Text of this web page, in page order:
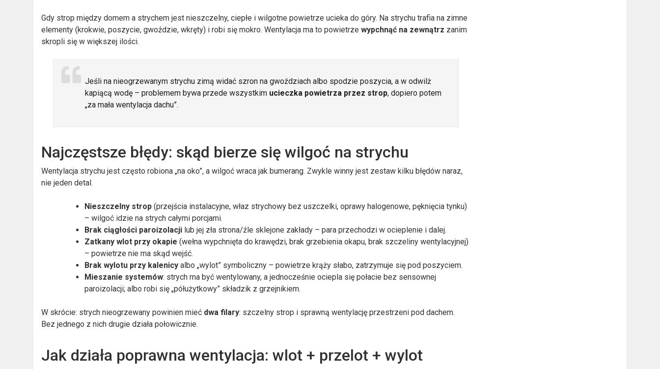
Gdy strop między domem a strychem jest nieszczelny, ciepłe i wilgotne powietrze ucieka do góry. Na strychu trafia na zimne
elementy (krokwie, poszycie, gwoździe, wkręty) i robi się mokro. Wentylacja ma to powietrzewypchnąć na zewnątrz zanim
skropli się w większej ilości.
Jeśli na nieogrzewanym strychu zimą widać szron na gwoździach albo spodzie poszycia, a w odwilż
kapiącą wodę – problemem bywa przede wszystkim ucieczka powietrza przez strop, dopiero potem
„za mała wentylacja dachu”.
Najczęstsze błędy: skąd bierze się wilgoć na strychu
Wentylacja strychu jest często robiona „na oko”, a wilgoć wraca jak bumerang. Zwykle winny jest zestaw kilku błędów naraz,
nie jeden detal.
Nieszczelny strop (przejścia instalacyjne, właz strychowy bez uszczelki, oprawy halogenowe, pęknięcia tynku)
– wilgoć idzie na strych całymi porcjami.
Brak ciągłości paroizolacji lub jej zła strona/źle sklejone zakłady – para przechodzi w ocieplenie i dalej.
Zatkany wlot przy okapie (wełna wypchnięta do krawędzi, brak grzebienia okapu, brak szczeliny wentylacyjnej)
– powietrze nie ma skąd wejść.
Brak wylotu przy kalenicy albo „wylot” symboliczny – powietrze krąży słabo, zatrzymuje się pod poszyciem.
Mieszanie systemów: strych ma być wentylowany, a jednocześnie ociepla się połacie bez sensownej
paroizolacji; albo robi się „półużytkowy” składzik z grzejnikiem.
W skrócie: strych nieogrzewany powinien mieć dwa filary: szczelny strop i sprawną wentylację przestrzeni pod dachem.
Bez jednego z nich drugie działa połowicznie.
Jak działa poprawna wentylacja: wlot + przelot + wylot